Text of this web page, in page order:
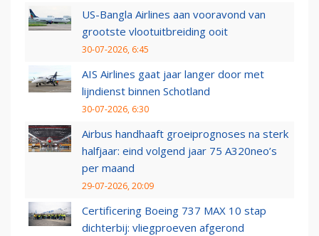
US-Bangla Airlines aan vooravond van
grootste vlootuitbreiding ooit
30-07-2026, 6:45
AIS Airlines gaat jaar langer door met
lijndienst binnen Schotland
30-07-2026, 6:30
Airbus handhaaft groeiprognoses na sterk
halfjaar: eind volgend jaar 75 A320neo’s
per maand
29-07-2026, 20:09
Certificering Boeing 737 MAX 10 stap
dichterbij: vliegproeven afgerond